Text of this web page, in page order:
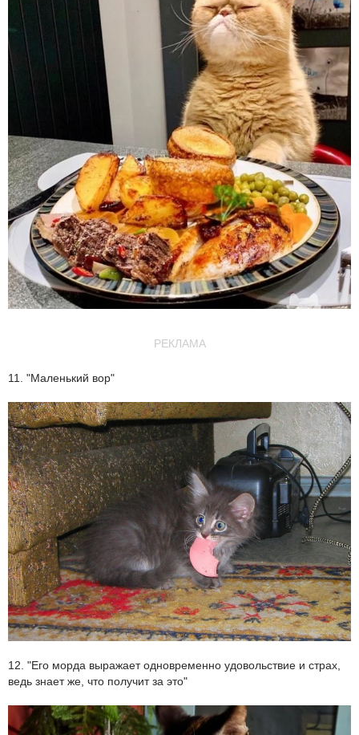
РЕКЛАМА
11. "Маленький вор"
12. "Его морда выражает одновременно удовольствие и страх,
ведь знает же, что получит за это"